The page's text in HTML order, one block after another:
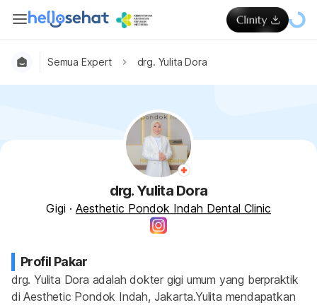
Semua Expert drg. Yulita Dora
drg. Yulita Dora
Gigi · Aesthetic Pondok Indah Dental Clinic
Profil Pakar
drg. Yulita Dora adalah dokter gigi umum yang berpraktik
di Aesthetic Pondok Indah, Jakarta.Yulita mendapatkan